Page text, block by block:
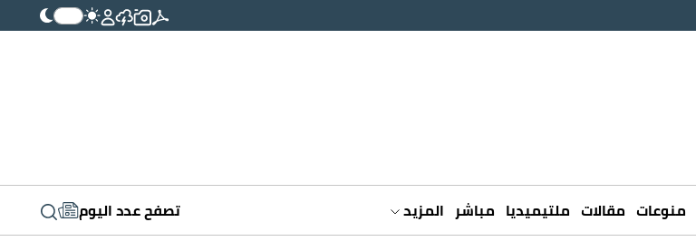
منوعات مقالات ملتيميديا مباشر المزيد تصفح عدد اليوم